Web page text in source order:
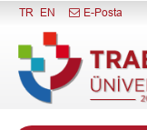
Menüyü Kapat
TR EN E-Posta